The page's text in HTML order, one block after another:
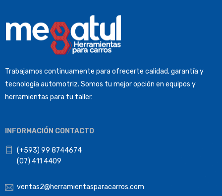
Trabajamos continuamente para ofrecerte calidad, garantía y
tecnología automotriz. Somos tu mejor opción en equipos y
herramientas para tu taller.
INFORMACIÓN CONTACTO
(+593) 99 8744674
(07) 411 4409
ventas2@herramientasparacarros.com